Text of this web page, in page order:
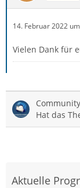
14. Februar 2022
Vielen Dank für
Hat das
Aktuelle